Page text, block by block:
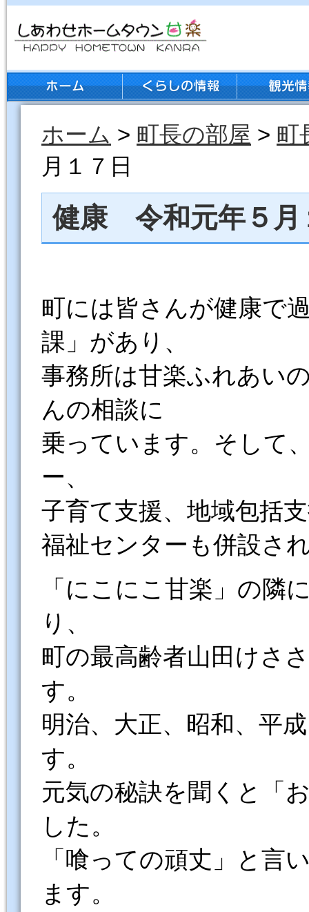
ホーム > 町長の部屋 > 町
月１７日
健康 令和元年５月
町には皆さんが健康で
課」があり、
事務所は甘楽ふれあい
んの相談に
乗っています。そして
ー、
子育て支援、地域包括
福祉センターも併設さ
「にこにこ甘楽」の隣
り、
町の最高齢者山田けさ
す。
明治、大正、昭和、平
す。
元気の秘訣を聞くと「
した。
「喰っての頑丈」と言
ます。